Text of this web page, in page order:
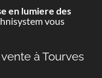
en lumiere des
vous
à Tourves